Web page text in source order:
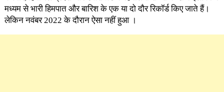
मध्यम से भारी हिमपात और बारिश के एक या दो दौर रिकॉर्ड किए जाते हैं।
लेकिन नवंबर 2022 के दौरान ऐसा नहीं हुआ ।